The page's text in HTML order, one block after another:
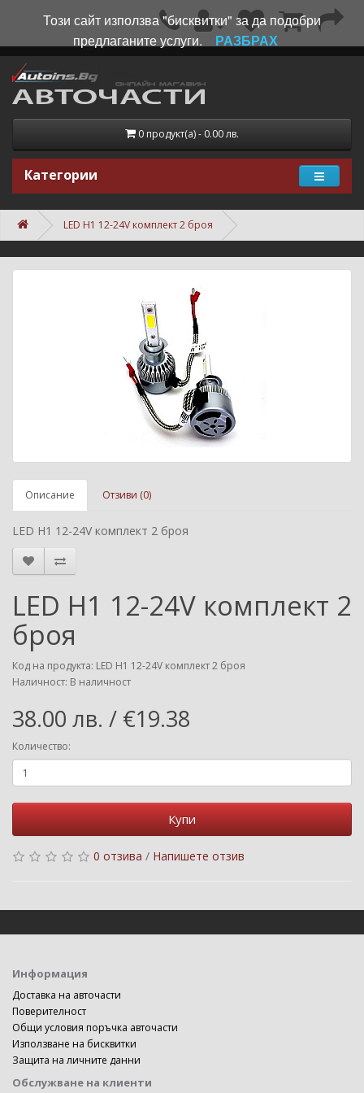
0 продукт(а) - 0.00 лв.
Категории
LED H1 12-24V комплект 2 броя
Описание Отзиви (0)
LED H1 12-24V комплект 2 броя
LED H1 12-24V комплект 2
броя
Код на продукта: LED H1 12-24V комплект 2 броя
Наличност: В наличност
38.00 лв. / €19.38
Количество:
Купи
0 отзива / Напишете отзив
Информация
Доставка на авточасти
Поверителност
Общи условия поръчка авточасти
Използване на бисквитки
Защита на личните данни
Обслужване на клиенти
Този сайт използва "бисквитки" за да подобри
предлаганите услуги.
РАЗБРАХ